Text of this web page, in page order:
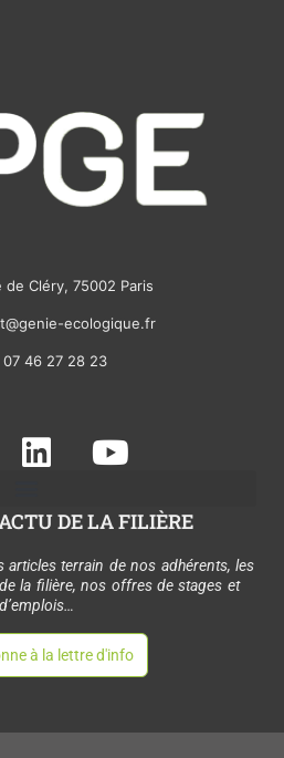
de Cléry, 75002 Paris
ecologique.fr
07 46 27 28 23
L
i
n
k
e
d
i
n
Y
o
u
t
u
b
e
DE LA FILIÈRE
articles terrain de nos adhérents, les
la filière, nos offres de stages et
d’emplois…
à la lettre d'info